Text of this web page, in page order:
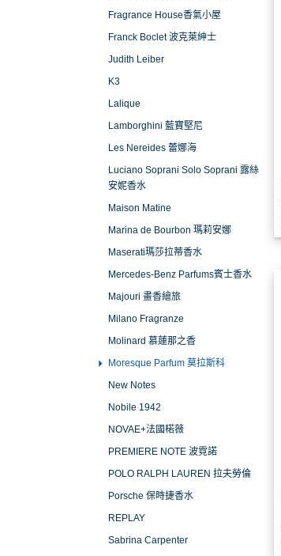
Fragrance House香氣小屋
Franck Boclet 波克萊紳士
Judith Leiber
K3
Lalique
Lamborghini 藍寶堅尼
Les Nereides 蕾娜海
Luciano Soprani Solo Soprani 露絲
安妮香水
Maison Matine
Marina de Bourbon 瑪莉安娜
Maserati瑪莎拉蒂香水
Mercedes-Benz Parfums賓士香水
Majouri 畫香繪旅
Milano Fragranze
Molinard 慕蓮那之香
Moresque Parfum 莫拉斯科
New Notes
Nobile 1942
NOVAE+法國楉薇
PREMIERE NOTE 波霓諾
POLO RALPH LAUREN 拉夫勞倫
Porsche 保時捷香水
REPLAY
Sabrina Carpenter